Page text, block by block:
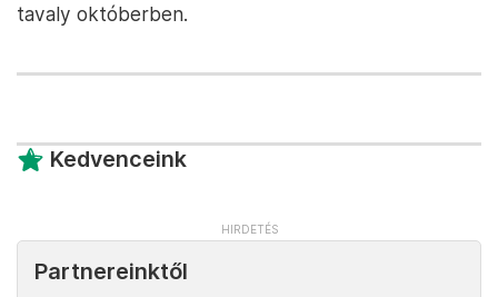
tavaly októberben.
Kedvenceink
Partnereinktől